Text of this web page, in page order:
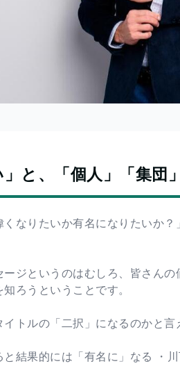
」と、「個人」「集団
なりたいか有名になりたいか
ジというのはむしろ、皆さん
ろうということです。
トルの「二択」になるのかと言
と結果的には「有名に」なる ・